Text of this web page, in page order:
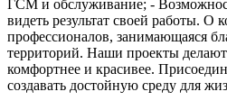
ГСМ и обслуживание; -
видеть результат своей работы.
профессионалов, занимающаяся
территорий. Наши проекты
комфортнее и красивее.
создавать достойную среду для